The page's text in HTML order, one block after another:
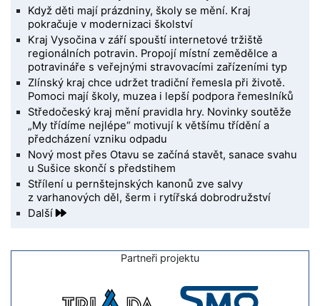
Když děti mají prázdniny, školy se mění. Kraj
pokračuje v modernizaci školství
Kraj Vysočina v září spouští internetové tržiště
regionálních potravin. Propojí místní zemědělce a
potravináře s veřejnými stravovacími zařízeními typ
Zlínský kraj chce udržet tradiční řemesla při životě.
Pomoci mají školy, muzea i lepší podpora řemeslníků
Středočeský kraj mění pravidla hry. Novinky soutěže
„My třídíme nejlépe“ motivují k většímu třídění a
předcházení vzniku odpadu
Nový most přes Otavu se začíná stavět, sanace svahu
u Sušice skončí s předstihem
Střílení u pernštejnských kanonů zve salvy
z varhanových děl, šerm i rytířská dobrodružství
Další
Partneři projektu